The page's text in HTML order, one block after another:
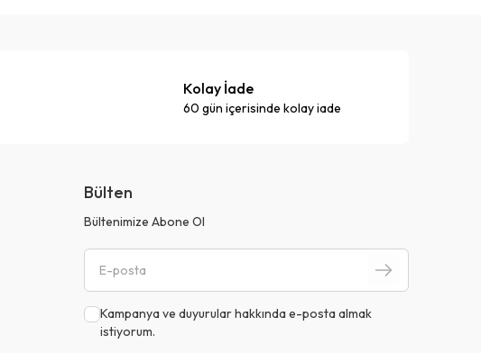
Kolay İade
60 gün içerisinde kolay iade
Bülten
Bültenimize Abone Ol
Kampanya ve duyurular hakkında e-posta almak
istiyorum.